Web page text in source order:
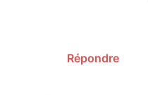
Répondre